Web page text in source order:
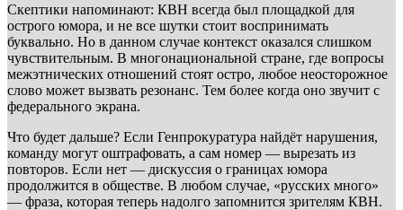
Скептики напоминают: КВН всегда был площадкой для
острого юмора, и не все шутки стоит воспринимать
буквально. Но в данном случае контекст оказался слишком
чувствительным. В многонациональной стране, где вопросы
межэтнических отношений стоят остро, любое неосторожное
слово может вызвать резонанс. Тем более когда оно звучит с
федерального экрана.
Что будет дальше? Если Генпрокуратура найдёт нарушения,
команду могут оштрафовать, а сам номер — вырезать из
повторов. Если нет — дискуссия о границах юмора
продолжится в обществе. В любом случае, «русских много»
— фраза, которая теперь надолго запомнится зрителям КВН.